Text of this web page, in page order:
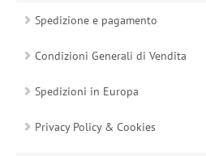
Spedizione e pagamento
Condizioni Generali di Vendita
Spedizioni in Europa
Privacy Policy & Cookies